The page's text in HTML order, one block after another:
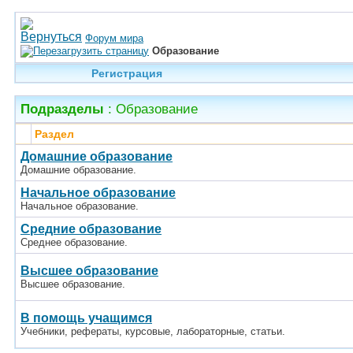
Форум мира
Образование
Регистрация
Подразделы : Образование
Раздел
Домашние образование
Домашние образование.
Начальное образование
Начальное образование.
Средние образование
Среднее образование.
Высшее образование
Высшее образование.
В помощь учащимся
Учебники, рефераты, курсовые, лабораторные, статьи.